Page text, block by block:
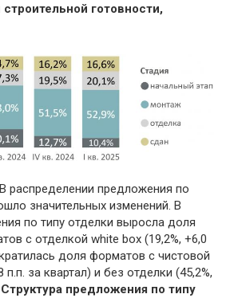
готовности,
В распределении предложения по
значительных изменений. В
по типу отделки выросла доля
с отделкой white box (19,2%, +6,0
доля форматов с чистовой
п.п. за квартал) и без отделки (45,2%,
Структура предложения по типу